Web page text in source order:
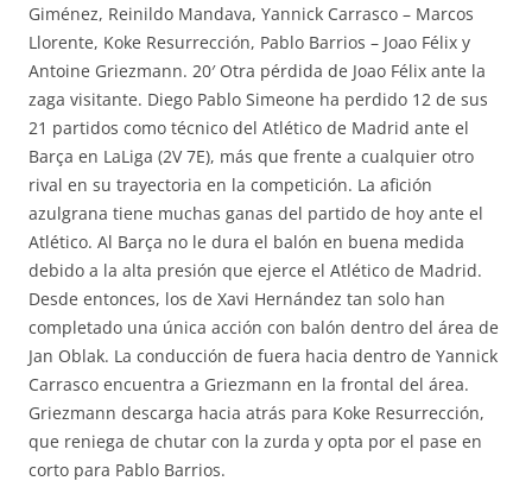
Giménez, Reinildo Mandava, Yannick Carrasco – Marcos
Llorente, Koke Resurrección, Pablo Barrios – Joao Félix y
Antoine Griezmann. 20′ Otra pérdida de Joao Félix ante la
zaga visitante. Diego Pablo Simeone ha perdido 12 de sus
21 partidos como técnico del Atlético de Madrid ante el
Barça en LaLiga (2V 7E), más que frente a cualquier otro
rival en su trayectoria en la competición. La afición
azulgrana tiene muchas ganas del partido de hoy ante el
Atlético. Al Barça no le dura el balón en buena medida
debido a la alta presión que ejerce el Atlético de Madrid.
Desde entonces, los de Xavi Hernández tan solo han
completado una única acción con balón dentro del área de
Jan Oblak. La conducción de fuera hacia dentro de Yannick
Carrasco encuentra a Griezmann en la frontal del área.
Griezmann descarga hacia atrás para Koke Resurrección,
que reniega de chutar con la zurda y opta por el pase en
corto para Pablo Barrios.